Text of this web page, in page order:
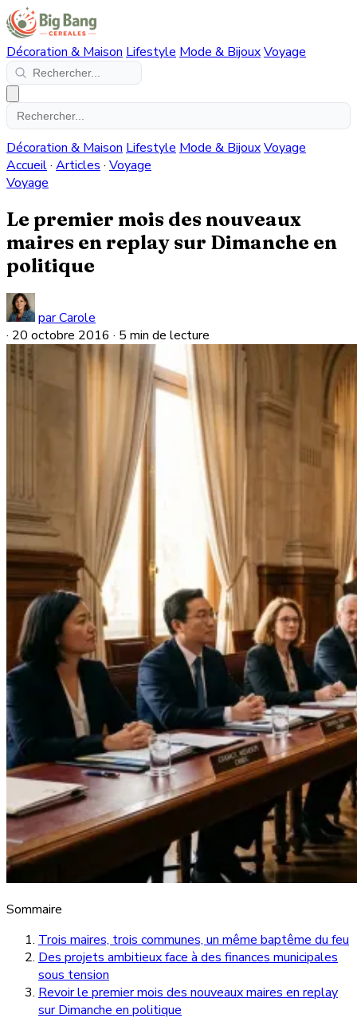
Décoration & Maison Lifestyle Mode & BijouxVoyage
Décoration & Maison Lifestyle Mode & BijouxVoyage
Accueil· Articles · Voyage
Voyage
Le premier mois des nouveaux
maires en replay sur Dimanche en
politique
par Carole
· 20 octobre 2016 · 5 min de lecture
Sommaire
Trois maires, trois communes, un même baptême du feu
Des projets ambitieux face à des finances municipales
sous tension
Revoir le premier mois des nouveaux maires en replay
sur Dimanche en politique